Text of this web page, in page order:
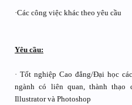
·Các công việc khác theo yêu cầu
Yêu cầu:
· Tốt nghiệp Cao đẳng/Đại học
ngành có liên quan, thành thạo
Illustrator và Photoshop